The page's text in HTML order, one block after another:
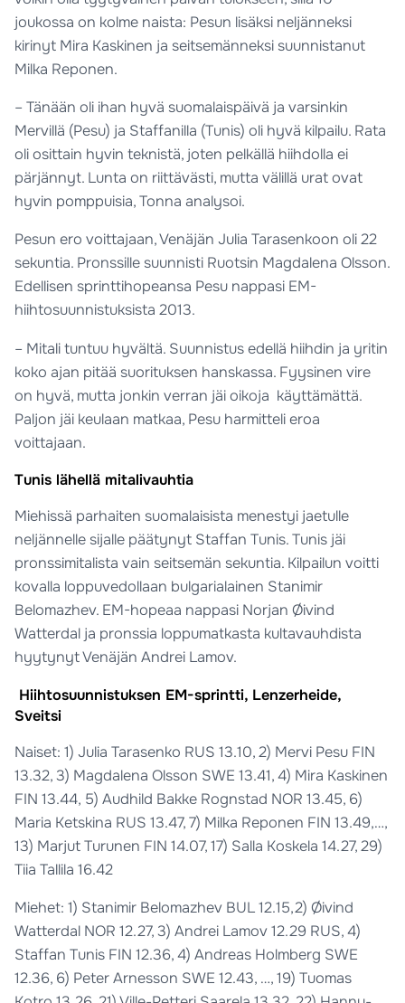
joukossa on kolme naista: Pesun lisäksi neljänneksi
kirinyt Mira Kaskinen ja seitsemänneksi suunnistanut
Milka Reponen.
– Tänään oli ihan hyvä suomalaispäivä ja varsinkin
Mervillä (Pesu) ja Staffanilla (Tunis) oli hyvä kilpailu. Rata
oli osittain hyvin teknistä, joten pelkällä hiihdolla ei
pärjännyt. Lunta on riittävästi, mutta välillä urat ovat
hyvin pomppuisia, Tonna analysoi.
Pesun ero voittajaan, Venäjän Julia Tarasenkoon oli 22
sekuntia. Pronssille suunnisti Ruotsin Magdalena Olsson.
Edellisen sprinttihopeansa Pesu nappasi EM-
hiihtosuunnistuksista 2013.
– Mitali tuntuu hyvältä. Suunnistus edellä hiihdin ja yritin
koko ajan pitää suorituksen hanskassa. Fyysinen vire
on hyvä, mutta jonkin verran jäi oikoja käyttämättä.
Paljon jäi keulaan matkaa, Pesu harmitteli eroa
voittajaan.
Tunis lähellä mitalivauhtia
Miehissä parhaiten suomalaisista menestyi jaetulle
neljännelle sijalle päätynyt Staffan Tunis. Tunis jäi
pronssimitalista vain seitsemän sekuntia. Kilpailun voitti
kovalla loppuvedollaan bulgarialainen Stanimir
Belomazhev. EM-hopeaa nappasi Norjan Øivind
Watterdal ja pronssia loppumatkasta kultavauhdista
hyytynyt Venäjän Andrei Lamov.
Hiihtosuunnistuksen EM-sprintti, Lenzerheide,
Sveitsi
Naiset: 1) Julia Tarasenko RUS 13.10, 2) Mervi Pesu FIN
13.32, 3) Magdalena Olsson SWE 13.41, 4) Mira Kaskinen
FIN 13.44, 5) Audhild Bakke Rognstad NOR 13.45, 6)
Maria Ketskina RUS 13.47, 7) Milka Reponen FIN 13.49,…,
13) Marjut Turunen FIN 14.07, 17) Salla Koskela 14.27, 29)
Tiia Tallila 16.42
Miehet: 1) Stanimir Belomazhev BUL 12.15,2) Øivind
Watterdal NOR 12.27, 3) Andrei Lamov 12.29 RUS, 4)
Staffan Tunis FIN 12.36, 4) Andreas Holmberg SWE
12.36, 6) Peter Arnesson SWE 12.43, …, 19) Tuomas